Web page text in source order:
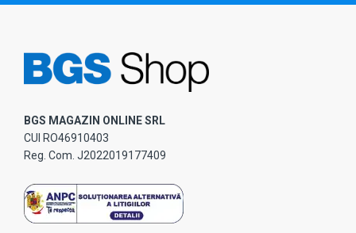
BGS MAGAZIN ONLINE SRL
CUI RO46910403
Reg. Com. J2022019177409